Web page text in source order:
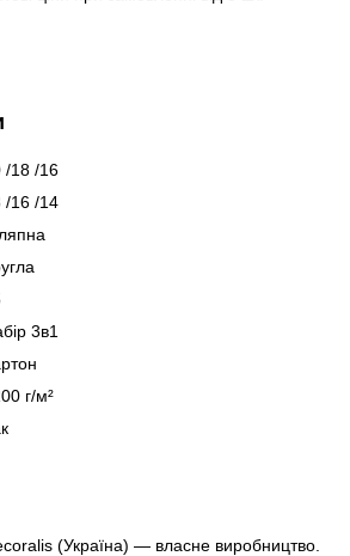
/18 /16
/16 /14
3в1
г/м²
(Україна) — власне виробництво.